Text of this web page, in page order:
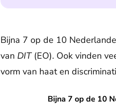
Bijna 7 op de 10
van DIT(EO). Ook vinden
vorm van haat en
Bijna 7 op de 10
Bijna 7 op de 10 Nederlanders